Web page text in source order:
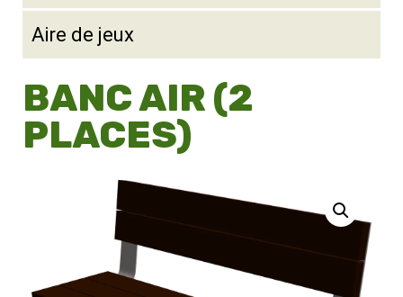
Aire de jeux
BANC AIR (2
PLACES)